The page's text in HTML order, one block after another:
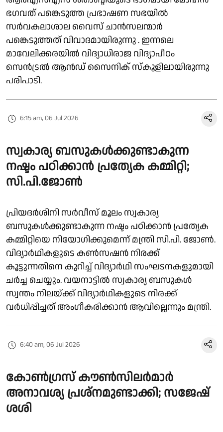
ഭഗവത് പങ്കെടുത്ത പ്രഭാഷണ സഭയിൽ
സർവകലാശാല വൈസ് ചാൻസലന്മാർ
പങ്കെടുത്തത് വിവാദമായിരുന്നു . ഇന്നലെ
മാവേലിക്കരയിൽ വിദ്യാധിരാജ വിദ്യാപീഠം
സെൻട്രൽ ആൻഡ് സൈനിക് സ്കൂളിലായിരുന്നു
പരിപാടി.
6:15 am, 06 Jul 2026
സ്വകാര്യ ബസുകൾക്കുണ്ടാകുന്ന
നഷ്ടം പഠിക്കാൻ പ്രത്യേക കമ്മിറ്റി;
സി.പി.ജോൺ
പ്രിയദർശിനി സർവീസ് മൂലം സ്വകാര്യ
ബസുകൾക്കുണ്ടാകുന്ന നഷ്ടം പഠിക്കാൻ പ്രത്യേക
കമ്മിറ്റിയെ നിയോഗിക്കുമെന്ന് മന്ത്രി സി.പി. ജോൺ.
വിദ്യാർഥികളുടെ കൺസഷൻ നിരക്ക്
കൂട്ടുന്നതിനെ കുറിച്ച് വിദ്യാർഥി സംഘടനകളുമായി
ചർച്ച ചെയ്യും. വയനാട്ടിൽ സ്വകാര്യ ബസുകൾ
സ്വന്തം നിലയ്ക്ക് വിദ്യാർഥികളുടെ നിരക്ക്
വർധിപ്പിച്ചത് അംഗീകരിക്കാൻ ആവില്ലെന്നും മന്ത്രി.
6:40 am, 06 Jul 2026
കോൺഗ്രസ് കൗൺസിലർമാർ
അനാവശ്യ പ്രശ്നമുണ്ടാക്കി; സജേഷ്
ശശി